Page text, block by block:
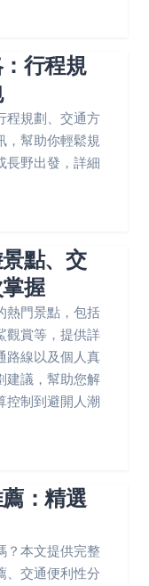
行程規
程規劃、交通方
，幫助你輕鬆規
長野出發，詳細
點、交
握
熱門景點，包括
觀賞等，提供詳
路線以及個人真
建議，幫助您解
控制到避開人潮
：精選
？本文提供完整
、交通便利性分